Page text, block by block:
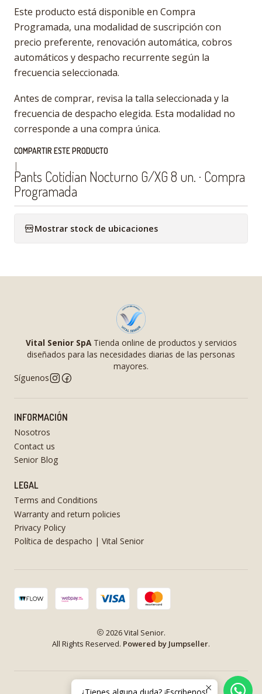
Este producto está disponible en Compra
Programada, una modalidad de suscripción con
precio preferente, renovación automática, cobros
automáticos y despacho recurrente según la
frecuencia seleccionada.
Antes de comprar, revisa la talla seleccionada y la
frecuencia de despacho elegida. Esta modalidad no
corresponde a una compra única.
COMPARTIR ESTE PRODUCTO
|
Pants Cotidian Nocturno G/XG 8 un. · Compra
Programada
Mostrar stock de ubicaciones
Vital Senior SpATienda online de productos y servicios
diseñados para las necesidades diarias de las personas
mayores.
Síguenos
INFORMACIÓN
Nosotros
Contact us
Senior Blog
LEGAL
Terms and Conditions
Warranty and return policies
Privacy Policy
Política de despacho | Vital Senior
2026 Vital Senior.
All Rights Reserved. Powered by Jumpseller.